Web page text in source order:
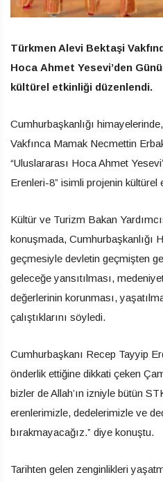
Türkmen Alevi Bektaşi
Hoca Ahmet Yesevi’den
kültürel etkinliği düzenlendi.
Cumhurbaşkanlığı
Vakfınca Mamak Necmettin
“Uluslararası Hoca Ahmet
Erenleri-8” isimli projenin kültürel
Kültür ve Turizm Bakan
konuşmada, Cumhurbaşkanlığı
geçmesiyle devletin geçmişten
geleceğe yansıtılması,
değerlerinin korunması,
çalıştıklarını söyledi.
Cumhurbaşkanı Recep Tayyip
önderlik ettiğine dikkati çeken
bizler de Allah’ın izniyle bütün
erenlerimizle, dedelerimizle ve
bırakmayacağız.” diye konuştu.
Tarihten gelen zenginlikleri